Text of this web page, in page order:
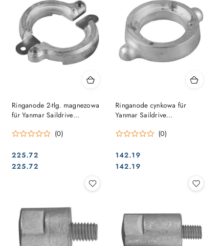
Ringanode 2-tlg. magnezowa
für Yanmar Saildrive
(0)
Cena:
225.72
Cena:
225.72
Ringanode cynkowa für
Yanmar Saildrive
(0)
Cena:
142.19
Cena:
142.19